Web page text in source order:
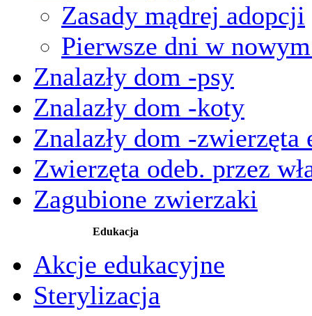
Zasady mądrej adopcji
Pierwsze dni w
Znalazły dom -psy
Znalazły dom -koty
Znalazły dom -zwierzęta
Zwierzęta odeb. przez
Zagubione zwierzaki
Edukacja
Akcje edukacyjne
Sterylizacja